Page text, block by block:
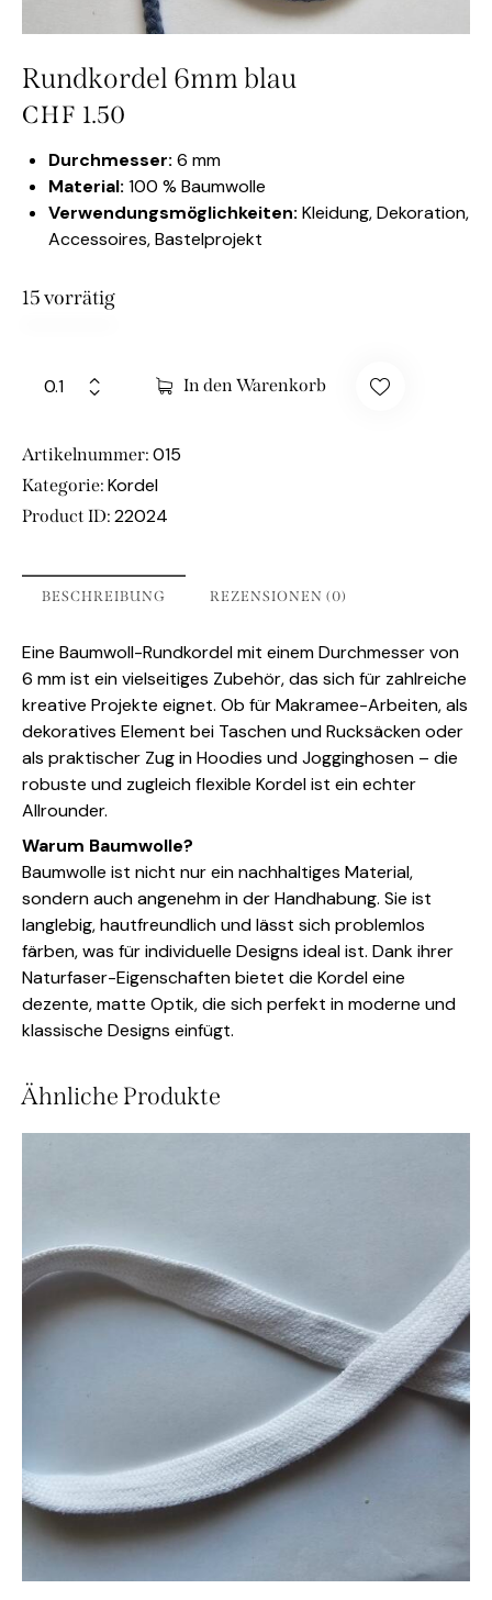
Rundkordel 6mm blau
CHF 1.50
Durchmesser: 6 mm
Material: 100 % Baumwolle
Verwendungsmöglichkeiten: Kleidung, Dekoration,
Accessoires, Bastelprojekt
15 vorrätig
In den Warenkorb
Artikelnummer: 015
Kategorie: Kordel
Product ID: 22024
BESCHREIBUNG REZENSIONEN (0)
Eine Baumwoll-Rundkordel mit einem Durchmesser von
6 mm ist ein vielseitiges Zubehör, das sich für zahlreiche
kreative Projekte eignet. Ob für Makramee-Arbeiten, als
dekoratives Element bei Taschen und Rucksäcken oder
als praktischer Zug in Hoodies und Jogginghosen – die
robuste und zugleich flexible Kordel ist ein echter
Allrounder.
Warum Baumwolle?
Baumwolle ist nicht nur ein nachhaltiges Material,
sondern auch angenehm in der Handhabung. Sie ist
langlebig, hautfreundlich und lässt sich problemlos
färben, was für individuelle Designs ideal ist. Dank ihrer
Naturfaser-Eigenschaften bietet die Kordel eine
dezente, matte Optik, die sich perfekt in moderne und
klassische Designs einfügt.
Ähnliche Produkte